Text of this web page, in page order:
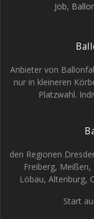
Job,
Anbieter von
nur in kleineren
Platzwahl.
den Regionen
Freiberg, Meißen,
Löbau, Altenburg,
Start